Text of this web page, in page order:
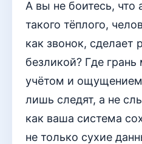
А вы не боитесь, что
такого тёплого,
как звонок, сделает
безликой? Где
учётом и
лишь следят, а не
как ваша система
не только сухие